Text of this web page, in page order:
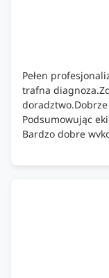
Pełen
trafna
Podsumowując
Bardzo dobre